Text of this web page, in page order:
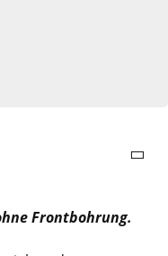
Frontbohrung.